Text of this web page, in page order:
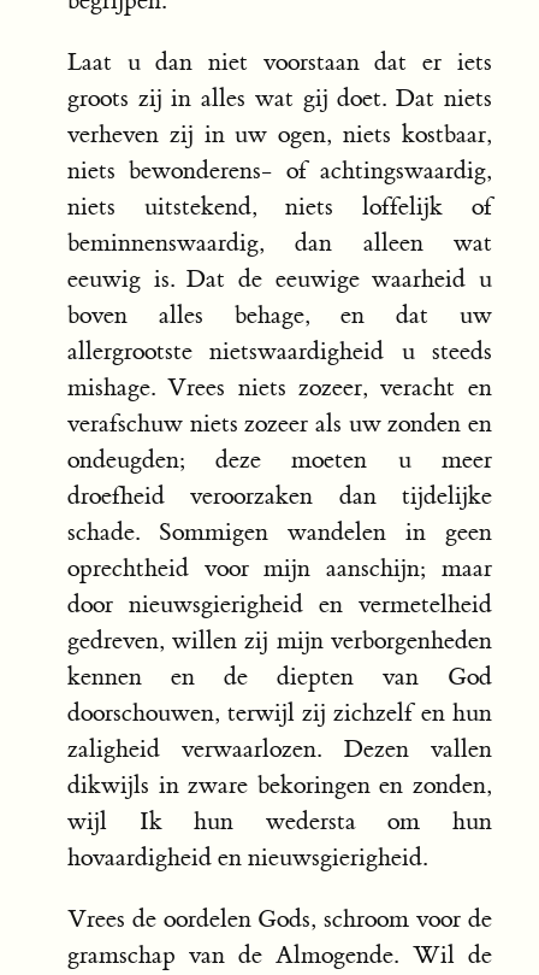
Laat u dan niet voorstaan dat er iets
groots zij in alles wat gij doet. Dat niets
verheven zij in uw ogen, niets kostbaar,
niets bewonderens- of achtingswaardig,
niets uitstekend, niets loffelijk of
beminnenswaardig, dan alleen wat
eeuwig is. Dat de eeuwige waarheid u
boven alles behage, en dat uw
allergrootste nietswaardigheid u steeds
mishage. Vrees niets zozeer, veracht en
verafschuw niets zozeer als uw zonden en
ondeugden; deze moeten u meer
droefheid veroorzaken dan tijdelijke
schade. Sommigen wandelen in geen
oprechtheid voor mijn aanschijn; maar
door nieuwsgierigheid en vermetelheid
gedreven, willen zij mijn verborgenheden
kennen en de diepten van God
doorschouwen, terwijl zij zichzelf en hun
zaligheid verwaarlozen. Dezen vallen
dikwijls in zware bekoringen en zonden,
wijl Ik hun wedersta om hun
hovaardigheid en nieuwsgierigheid.
Vrees de oordelen Gods, schroom voor de
gramschap van de Almogende. Wil de